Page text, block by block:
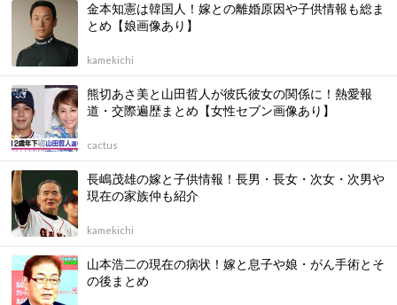
金本知憲は韓国人！嫁との離婚原因や子供情報も総ま
とめ【娘画像あり】
kamekichi
熊切あさ美と山田哲人が彼氏彼女の関係に！熱愛報
道・交際遍歴まとめ【女性セブン画像あり】
cactus
長嶋茂雄の嫁と子供情報！長男・長女・次女・次男や
現在の家族仲も紹介
kamekichi
山本浩二の現在の病状！嫁と息子や娘・がん手術とそ
の後まとめ